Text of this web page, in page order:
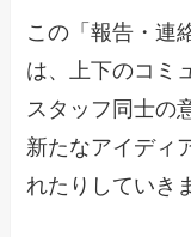
この「報告・連
は、上下のコミ
スタッフ同士の
新たなアイディ
れたりしていき